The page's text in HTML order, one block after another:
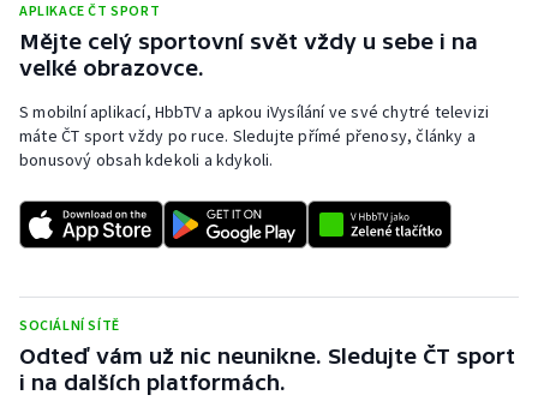
APLIKACE ČT SPORT
Mějte celý sportovní svět vždy u sebe i na
velké obrazovce.
S mobilní aplikací, HbbTV a apkou iVysílání ve své chytré televizi
máte ČT sport vždy po ruce. Sledujte přímé přenosy, články a
bonusový obsah kdekoli a kdykoli.
SOCIÁLNÍ SÍTĚ
Odteď vám už nic neunikne. Sledujte ČT sport
i na dalších platformách.